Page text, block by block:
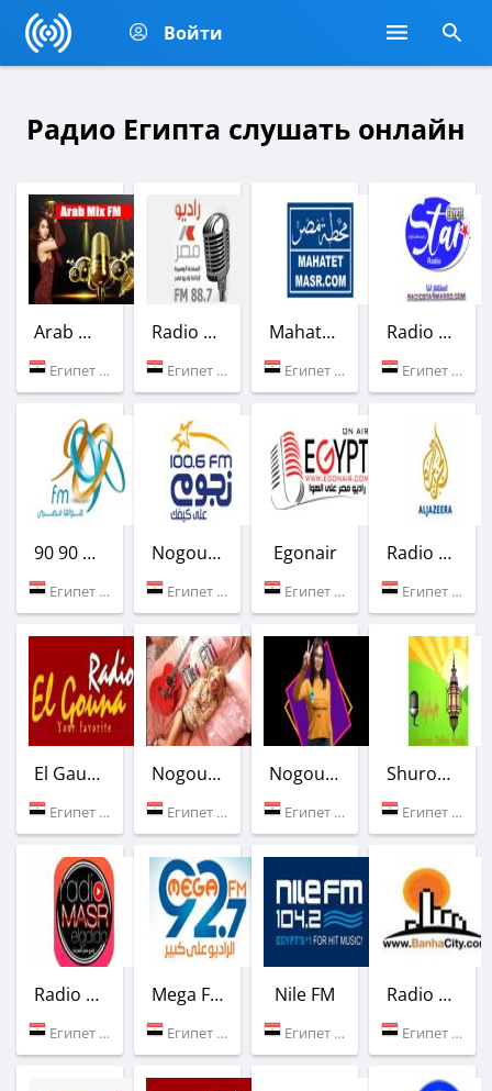
Войти
Радио Египта слушать онлайн
Arab Mix FM
Египет (Каир)
Radio Masr
Египет (88.7 FM)
Mahatet Masr
Египет (Каир)
Radio Star Egypte
Египет (Каир)
90 90 Radio
Египет (90.9 FM)
Nogoum FM
Египет (100.6 FM)
Egonair
Египет (Каир)
Radio Al Jazeera
Египет (Каир)
El Gauna FM
Египет (100.0 FM)
Nogoum FM Mix
Египет (Каир)
Nogoum Cairo FM
Египет (Каир)
Shurooq Ramadan Radio
Египет (Каир)
Radio Masr El-Gdida
Египет (Каир)
Mega FM
Египет (92.7 FM)
Nile FM
Египет (104.2 FM)
Radio Banha Tarab
Египет (Бенха)